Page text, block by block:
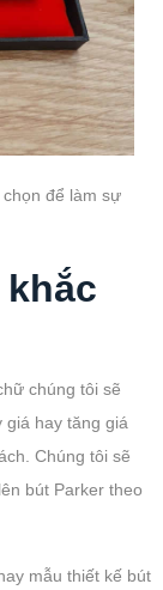
để làm sự
chúng tôi sẽ
hay tăng giá
Chúng tôi sẽ
bút Parker theo
mẫu thiết kế bút